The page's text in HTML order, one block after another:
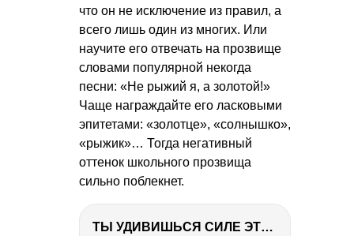
что он не исключение из правил, а
всего лишь один из многих. Или
научите его отвечать на прозвище
словами популярной некогда
песни: «Не рыжий я, а золотой!»
Чаще награждайте его ласковыми
эпитетами: «золотце», «солнышко»,
«рыжик»… Тогда негативный
оттенок школьного прозвища
сильно поблекнет.
ТЫ УДИВИШЬСЯ СИЛЕ ЭТО ЧЕЛОВЕКА! Блог о нашей поездке в Вышний Волочек